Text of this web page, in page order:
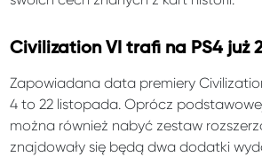
Civilization VI trafi na PS4 już
Zapowiadana data premiery
4 to 22 listopada. Oprócz
można również nabyć zestaw
znajdowały się będą dwa dodatki